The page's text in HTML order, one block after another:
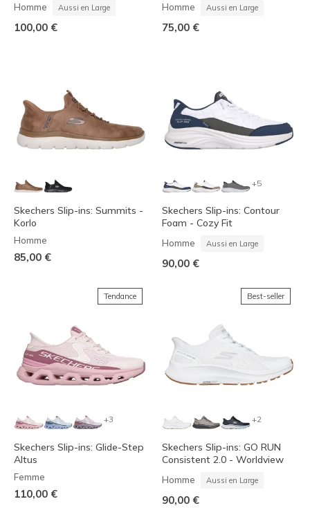
Homme Aussi en Large
100,00 €
Homme Aussi en Large
75,00 €
Skechers Slip-ins: Summits -
Korlo
Homme
85,00 €
+5
Skechers Slip-ins: Contour
Foam - Cozy Fit
Homme Aussi en Large
90,00 €
Tendance
+3
Skechers Slip-ins: Glide-Step
Altus
Femme
110,00 €
Best-seller
+2
Skechers Slip-ins: GO RUN
Consistent 2.0 - Worldview
Homme Aussi en Large
90,00 €